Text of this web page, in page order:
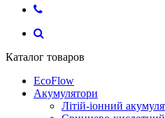
Каталог товаров
EcoFlow
Акумулятори
Літій-іонний